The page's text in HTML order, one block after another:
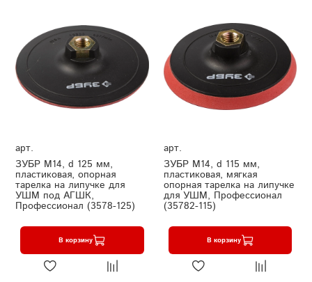
арт.
ЗУБР М14, d 125 мм,
пластиковая, опорная
тарелка на липучке для
УШМ под АГШК,
Профессионал (3578-125)
В корзину
арт.
ЗУБР М14, d 115 мм,
пластиковая, мягкая
опорная тарелка на липучке
для УШМ, Профессионал
(35782-115)
В корзину